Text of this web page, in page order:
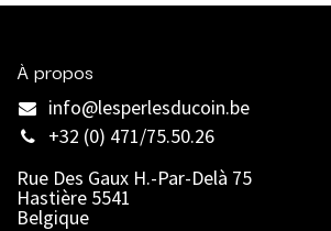
À propos
info@lesperlesducoin.be​
+32 (0) 471/75.50.26
Rue Des Gaux H.-Par-Delà 75
Hastière 5541
Belgique